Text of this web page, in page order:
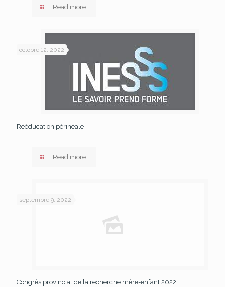
Read more
octobre 12, 2022
Rééducation périnéale
Read more
septembre 9, 2022
Congrès provincial de la recherche mère-enfant 2022